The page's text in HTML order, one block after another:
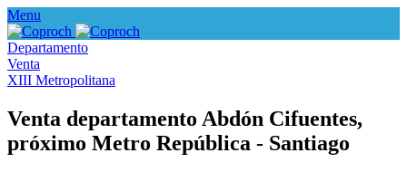
Menu
Departamento
Venta
XIII Metropolitana
Venta departamento Abdón Cifuentes,
próximo Metro República - Santiago